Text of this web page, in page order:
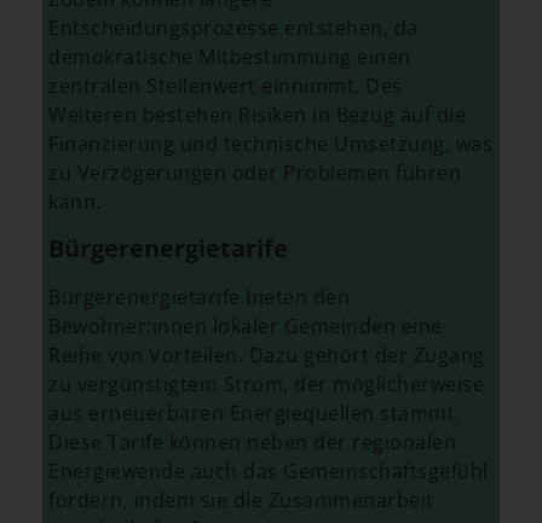
Entscheidungsprozesse entstehen, da
demokratische Mitbestimmung einen
zentralen Stellenwert einnimmt. Des
Weiteren bestehen Risiken in Bezug auf die
Finanzierung und technische Umsetzung, was
zu Verzögerungen oder Problemen führen
kann.
Bürgerenergietarife
Bürgerenergietarife bieten den
Bewohner:innen lokaler Gemeinden eine
Reihe von Vorteilen. Dazu gehört der Zugang
zu vergünstigtem Strom, der möglicherweise
aus erneuerbaren Energiequellen stammt.
Diese Tarife können neben der regionalen
Energiewende auch das Gemeinschaftsgefühl
fördern, indem sie die Zusammenarbeit